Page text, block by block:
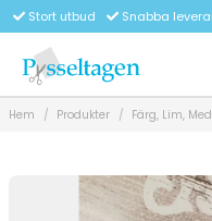
Stort utbud Snabba
Hem Produkter Färg, Lim,